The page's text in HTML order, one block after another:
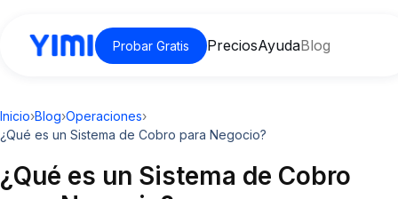
Probar Gratis PreciosAyudaBlog
Inicio›Blog›Operaciones›
¿Qué es un Sistema de Cobro para Negocio?
¿Qué es un Sistema de Cobro